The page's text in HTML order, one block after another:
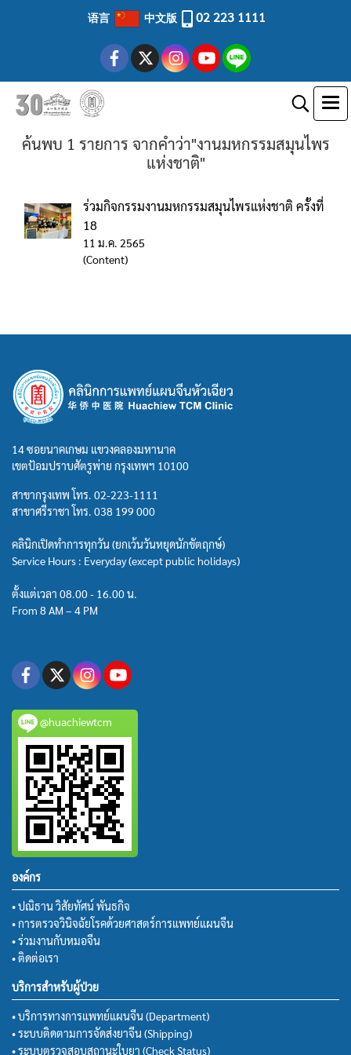
语言 中文版 02 223 1111
ค้นพบ 1 รายการ จากคำว่า"งานมหกรรมสมุนไพร
แห่งชาติ"
ร่วมกิจกรรมงานมหกรรมสมุนไพรแห่งชาติ ครั้งที่
18
11 ม.ค. 2565
(Content)
14 ซอยนาคเกษม แขวงคลองมหานาค
เขตป้อมปราบศัตรูพ่าย กรุงเทพฯ 10100
สาขากรุงเทพ โทร. 02-223-1111
สาขาศรีราชา โทร. 038 199 000
คลินิกเปิดทำการทุกวัน (ยกเว้นวันหยุดนักขัตฤกษ์)
Service Hours : Everyday (except public holidays)
ตั้งแต่เวลา 08.00 - 16.00 น.
From 8 AM – 4 PM
@huachiewtcm
องค์กร
• ปณิธาน วิสัยทัศน์ พันธกิจ
• การตรวจวินิจฉัยโรคด้วยศาสตร์การแพทย์แผนจีน
• ร่วมงานกับหมอจีน
• ติดต่อเรา
บริการสำหรับผู้ป่วย
• บริการทางการแพทย์แผนจีน (Department)
• ระบบติดตามการจัดส่งยาจีน (Shipping)
• ระบบตรวจสอบสถานะใบยา (Check Status)